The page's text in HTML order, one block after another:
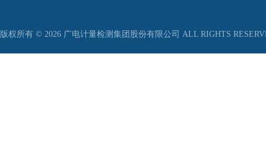
版权所有 © 2026 广电计量检测集团股份有限公司 ALL RIGHTS